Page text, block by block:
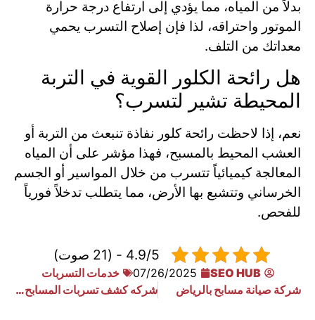
بدلاً من المياه، مما يؤدي إلى ارتفاع درجة حرارة
الموتور واحتراقه، لذا فإن إصلاح التسرب يحمي
معداتك من التلف.
هل رائحة الكلور القوية في التربة
المحيطة تشير لتسرب؟
نعم، إذا لاحظت رائحة كلور نفاذة تنبعث من التربة أو
العشب المحيط بالمسبح، فهذا مؤشر على أن المياه
المعالجة كيميائياً تتسرب من خلال المواسير أو الجسم
الخرساني وتتشبع بها الأرض، مما يتطلب تدخلاً فورياً
للفحص.
4.9/5 - (21 صوت)
SEO HUB
07/26/2025
خدمات التسربات
شركة صيانة مسابح بالرياض
شركه كشف تسربات المسابح بنجران 0533910940